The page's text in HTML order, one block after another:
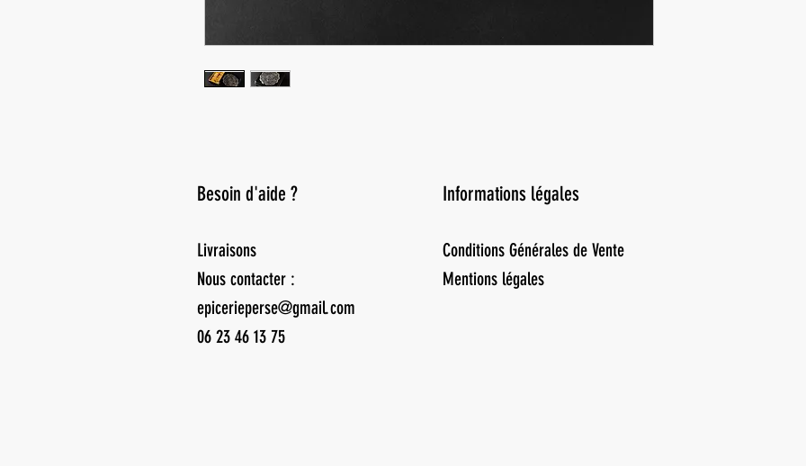
Besoin d'aide ?
Livraisons
Nous contacter :
epicerieperse@gmail.com
06 23 46 13 75
Informations légales
Conditions Générales de Vente
Mentions légales